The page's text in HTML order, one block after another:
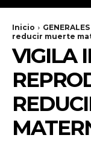
Inicio GENERALES
reducir muerte
VIGILA